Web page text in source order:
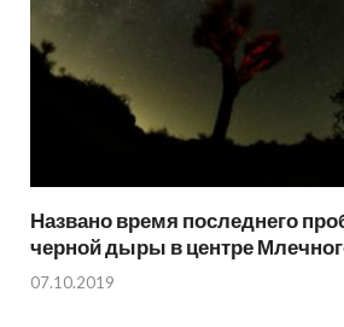
Названо время последнего
черной дыры в центре
07.10.2019